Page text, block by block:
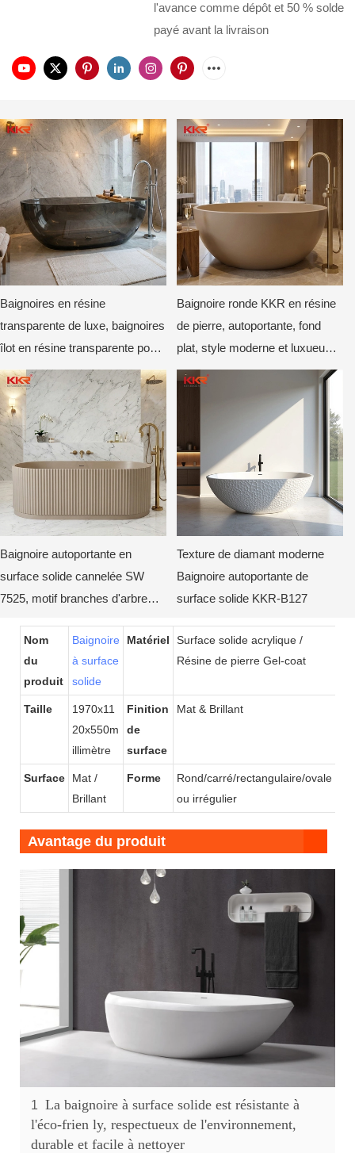
l'avance comme dépôt et 50 % solde
payé avant la livraison
Baignoires en résine
transparente de luxe, baignoires
îlot en résine transparente pour
hôtels et villas
Baignoire ronde KKR en résine
de pierre, autoportante, fond
plat, style moderne et luxueux,
profonde et circulaire, beige mat
Baignoire autoportante en
surface solide cannelée SW
7525, motif branches d'arbre
Texture de diamant moderne
Baignoire autoportante de
surface solide KKR-B127
Nom
du
produit
Baignoire
à surface
solide
Matériel
Surface solide acrylique /
Résine de pierre Gel-coat
Taille
1970x11
20x550m
illimètre
Finition
de
surface
Mat & Brillant
Surface
Mat /
Brillant
Forme
Rond/carré/rectangulaire/ovale
ou irrégulier
Avantage du produit
1 La baignoire à surface solide est résistante à
l'éco-frien ly, respectueux de l'environnement,
durable et facile à nettoyer